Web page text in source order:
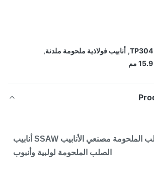
,أنابيب فولاذية ملحومة ملدنة ,
ملحومة أنابيب الصلب الملحومة مصنعي الأنابيب SSAW أنابيب
الصلب الملحومة لولبية وأنبوب